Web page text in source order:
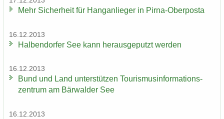
Mehr Si­cher­heit für Hang­an­lie­ger in Pirna-​Oberposta
16.12.2013
Hal­ben­dor­fer See kann her­aus­ge­putzt wer­den
16.12.2013
Bund und Land un­ter­stüt­zen Tou­ris­mus­in­for­ma­ti­ons­
zen­trum am Bär­wal­der See
16.12.2013